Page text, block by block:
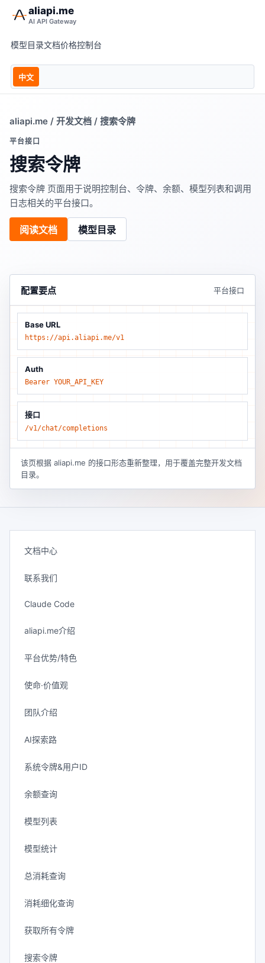
aliapi.me
AI API Gateway
模型目录文档价格控制台
中文
aliapi.me / 开发文档 / 搜索令牌
平台接口
搜索令牌
搜索令牌 页面用于说明控制台、令牌、余额、模型列表和调用
日志相关的平台接口。
阅读文档 模型目录
配置要点 平台接口
Base URL
https://api.aliapi.me/v1
Auth
Bearer YOUR_API_KEY
接口
/v1/chat/completions
该页根据 aliapi.me 的接口形态重新整理，用于覆盖完整开发文档
目录。
文档中心
联系我们
Claude Code
aliapi.me介绍
平台优势/特色
使命·价值观
团队介绍
AI探索路
系统令牌&用户ID
余额查询
模型列表
模型统计
总消耗查询
消耗细化查询
获取所有令牌
搜索令牌